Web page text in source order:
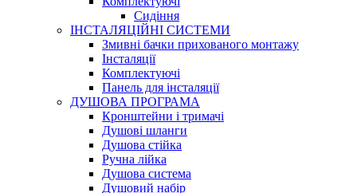
Сидіння
ІНСТАЛЯЦІЙНІ СИСТЕМИ
Змивні бачки прихованого монтажу
Інсталяції
Комплектуючі
Панель для інсталяції
ДУШОВА ПРОГРАМА
Кронштейни і тримачі
Душові шланги
Душова стійка
Ручна лійка
Душова система
Душовий набір